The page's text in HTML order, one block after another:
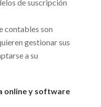
de suscripción
contables son
gestionar sus
a su
online y software